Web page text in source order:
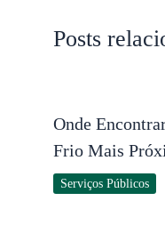
Posts
Onde
Frio Mais
Serviços Públicos